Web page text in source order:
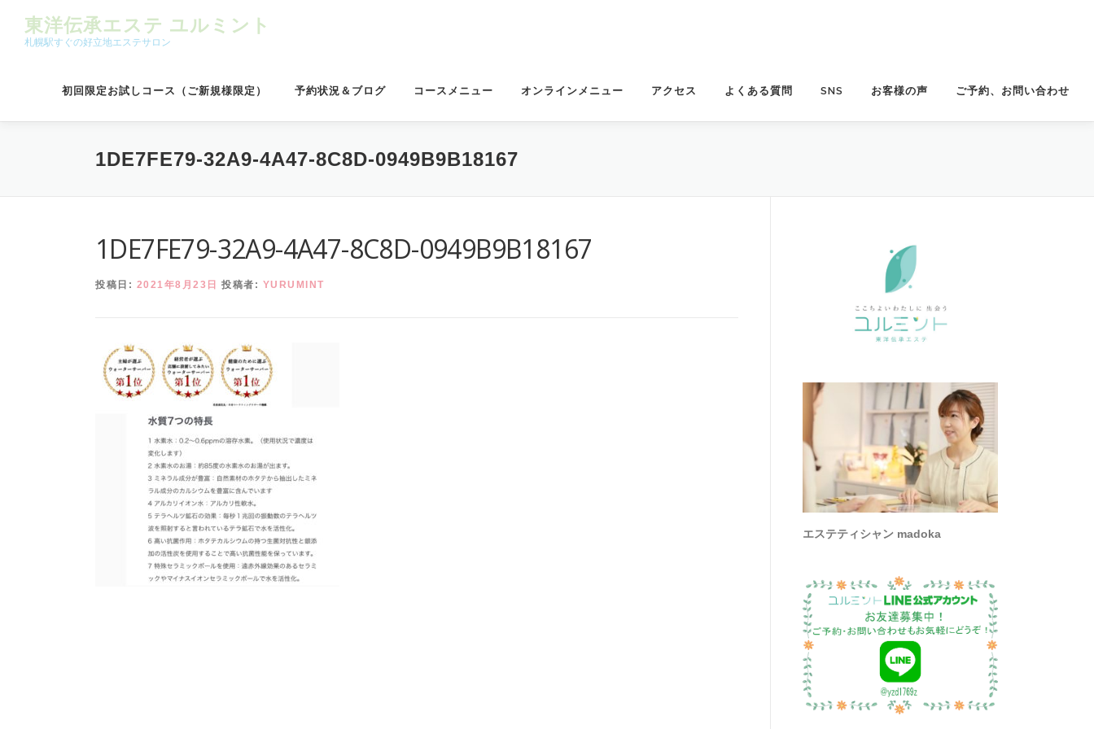
東洋伝承エステ ユルミント
札幌駅すぐの好立地エステサロン
初回限定お試しコース（ご新規様限定） 予約状況＆ブログ コースメニュー オンラインメニュー アクセス よくある質問 SNS お客様の声 ご予約、お問い合わせ
1DE7FE79-32A9-4A47-8C8D-0949B9B18167
1DE7FE79-32A9-4A47-8C8D-0949B9B18167
投稿日: 2021年8月23日 投稿者: YURUMINT
エステティシャン madoka